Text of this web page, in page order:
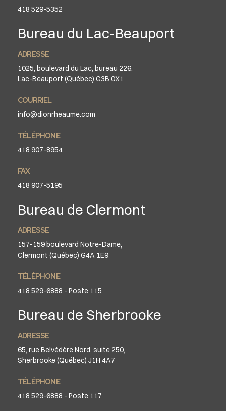
418 529-5352
Bureau du Lac-Beauport
ADRESSE
1025, boulevard du Lac, bureau 226,
Lac-Beauport (Québec) G3B 0X1
COURRIEL
info@dionrheaume.com
TÉLÉPHONE
418 907-8954
FAX
418 907-5195
Bureau de Clermont
ADRESSE
157-159 boulevard Notre-Dame,
Clermont (Québec) G4A 1E9
TÉLÉPHONE
418 529-6888 - Poste 115
Bureau de Sherbrooke
ADRESSE
65, rue Belvédère Nord, suite 250,
Sherbrooke (Québec) J1H 4A7
TÉLÉPHONE
418 529-6888 - Poste 117